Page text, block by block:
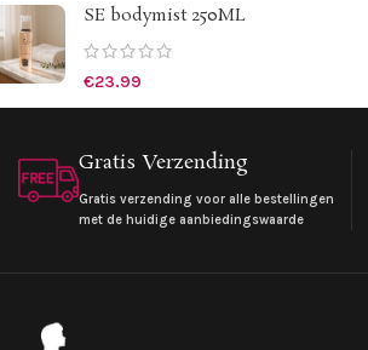
SE bodymist 250ML
€23.99
Gratis Verzending
Gratis verzending voor alle bestellingen
met de huidige aanbiedingswaarde